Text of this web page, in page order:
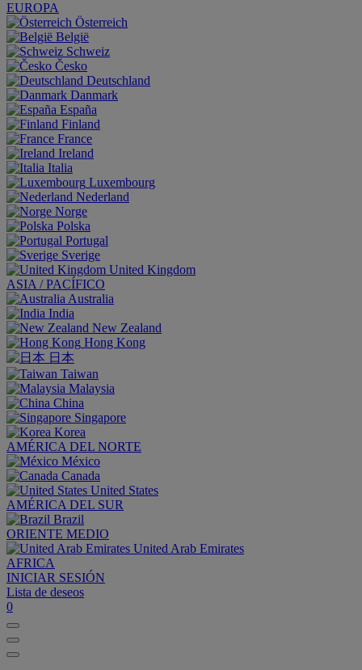
EUROPA
Österreich
België
Schweiz
Česko
Deutschland
Danmark
España
Finland
France
Ireland
Italia
Luxembourg
Nederland
Norge
Polska
Portugal
Sverige
United Kingdom
ASIA / PACÍFICO
Australia
India
New Zealand
Hong Kong
日本
Taiwan
Malaysia
China
Singapore
Korea
AMÉRICA DEL NORTE
México
Canada
United States
AMÉRICA DEL SUR
Brazil
ORIENTE MEDIO
United Arab Emirates
AFRICA
INICIAR SESIÓN
Lista de deseos
0